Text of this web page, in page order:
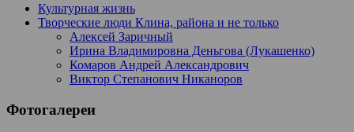
Культурная жизнь
Творческие люди Клина, района и не только
Алексей Заричный
Ирина Владимировна Деньгова (Лукашенко)
Комаров Андрей Александрович
Виктор Степанович Никаноров
Фотогалереи